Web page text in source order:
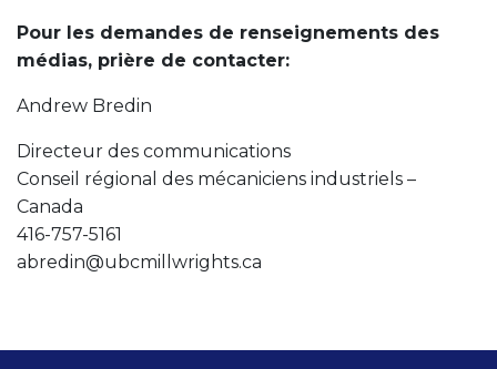
Pour les demandes de renseignements des
médias, prière de contacter:
Andrew Bredin
Directeur des communications
Conseil régional des mécaniciens industriels –
Canada
416-757-5161
abredin@ubcmillwrights.ca